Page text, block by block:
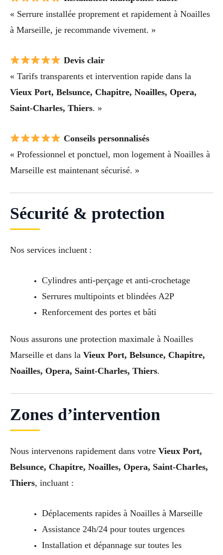
« Serrure installée proprement et rapidement à Noailles
à Marseille, je recommande vivement. »
Devis clair
« Tarifs transparents et intervention rapide dans la
Vieux Port, Belsunce, Chapitre, Noailles, Opera,
Saint-Charles, Thiers. »
Conseils personnalisés
« Professionnel et ponctuel, mon logement à Noailles à
Marseille est maintenant sécurisé. »
Sécurité & protection
Nos services incluent :
Cylindres anti-perçage et anti-crochetage
Serrures multipoints et blindées A2P
Renforcement des portes et bâti
Nous assurons une protection maximale à Noailles
Marseille et dans la Vieux Port, Belsunce, Chapitre,
Noailles, Opera, Saint-Charles, Thiers.
Zones d’intervention
Nous intervenons rapidement dans votre Vieux Port,
Belsunce, Chapitre, Noailles, Opera, Saint-Charles,
Thiers, incluant :
Déplacements rapides à Noailles à Marseille
Assistance 24h/24 pour toutes urgences
Installation et dépannage sur toutes les